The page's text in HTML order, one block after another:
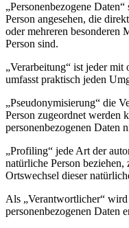
„Personenbezogene
Person angesehen, die
oder mehreren besonderen
Person sind.
„Verarbeitung“ ist jeder
umfasst praktisch jeden
„Pseudonymisierung“ die
Person zugeordnet werden
personenbezogenen Daten
„Profiling“ jede Art der
natürliche Person
Ortswechsel dieser
Als „Verantwortlicher“
personenbezogenen Daten